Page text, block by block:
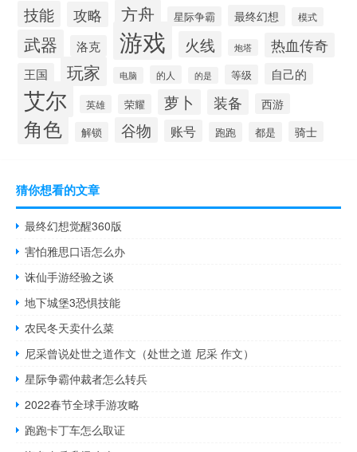
技能 攻略 方舟 星际争霸 最终幻想 模式
武器 洛克 游戏 火线 炮塔 热血传奇
王国 玩家 电脑 的人 的是 等级 自己的
艾尔 英雄 荣耀 萝卜 装备 西游
角色 解锁 谷物 账号 跑跑 都是 骑士
猜你想看的文章
最终幻想觉醒360版
害怕雅思口语怎么办
诛仙手游经验之谈
地下城堡3恐惧技能
农民冬天卖什么菜
尼采曾说处世之道作文（处世之道 尼采 作文）
星际争霸仲裁者怎么转兵
2022春节全球手游攻略
跑跑卡丁车怎么取证